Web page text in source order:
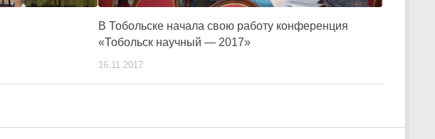
В Тобольске начала свою работу конференция
«Тобольск научный — 2017»
16.11.2017